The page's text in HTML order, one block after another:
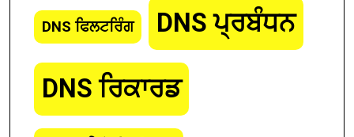
DNS ਫਿਲਟਰਿੰਗ DNS ਪ੍ਰਬੰਧਨ
DNS ਰਿਕਾਰਡ